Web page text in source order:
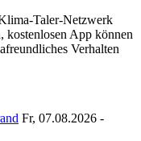
Taler-Netzwerk
kostenlosen App können
Verhalten
Fr, 07.08.2026 -